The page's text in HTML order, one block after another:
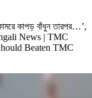
কাপড় বাঁধুন তারপর…’,
News | TMC
Beaten TMC